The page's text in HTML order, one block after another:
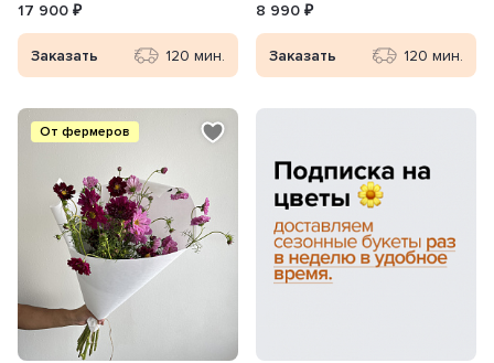
17 900 ₽
Заказать 120 мин.
8 990 ₽
Заказать 120 мин.
От фермеров